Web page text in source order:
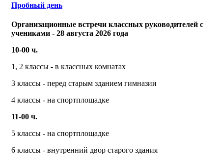
Пробный день
Организационные встречи классных руководителей с
учениками - 28 августа 2026 года
10-00 ч.
1, 2 классы - в классных комнатах
3 классы - перед старым зданием гимназии
4 классы - на спортплощадке
11-00 ч.
5 классы - на спортплощадке
6 классы - внутренний двор старого здания